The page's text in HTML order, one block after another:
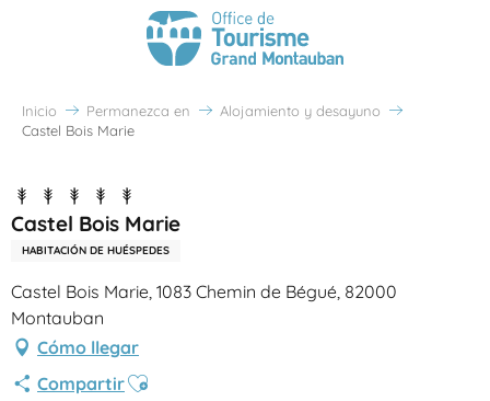
Inicio Permanezca en
Alojamiento y desayuno
Castel Bois Marie
Castel Bois Marie
HABITACIÓN DE HUÉSPEDES
Castel Bois Marie, 1083 Chemin de Bégué, 82000
Montauban
Cómo llegar
CompartirAjouter aux favoris